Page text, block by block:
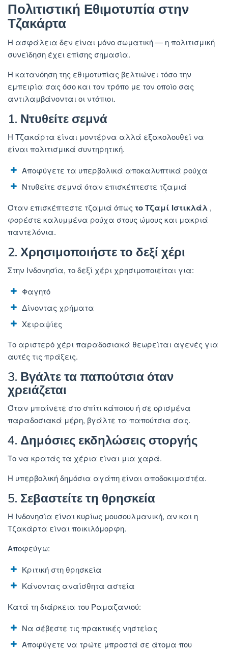
Πολιτιστική Εθιμοτυπία στην
Τζακάρτα
Η ασφάλεια δεν είναι μόνο σωματική — η πολιτισμική
συνείδηση ​​έχει επίσης σημασία.
Η κατανόηση της εθιμοτυπίας βελτιώνει τόσο την
εμπειρία σας όσο και τον τρόπο με τον οποίο σας
αντιλαμβάνονται οι ντόπιοι.
1. Ντυθείτε σεμνά
Η Τζακάρτα είναι μοντέρνα αλλά εξακολουθεί να
είναι πολιτισμικά συντηρητική.
Αποφύγετε τα υπερβολικά αποκαλυπτικά ρούχα
Ντυθείτε σεμνά όταν επισκέπτεστε τζαμιά
Όταν επισκέπτεστε τζαμιά όπως το Τζαμί Ιστικλάλ ,
φορέστε καλυμμένα ρούχα στους ώμους και μακριά
παντελόνια.
2. Χρησιμοποιήστε το δεξί χέρι
Στην Ινδονησία, το δεξί χέρι χρησιμοποιείται για:
Φαγητό
Δίνοντας χρήματα
Χειραψίες
Το αριστερό χέρι παραδοσιακά θεωρείται αγενές για
αυτές τις πράξεις.
3. Βγάλτε τα παπούτσια όταν
χρειάζεται
Όταν μπαίνετε στο σπίτι κάποιου ή σε ορισμένα
παραδοσιακά μέρη, βγάλτε τα παπούτσια σας.
4. Δημόσιες εκδηλώσεις στοργής
Το να κρατάς τα χέρια είναι μια χαρά.
Η υπερβολική δημόσια αγάπη είναι αποδοκιμαστέα.
5. Σεβαστείτε τη θρησκεία
Η Ινδονησία είναι κυρίως μουσουλμανική, αν και η
Τζακάρτα είναι ποικιλόμορφη.
Αποφεύγω:
Κριτική στη θρησκεία
Κάνοντας αναίσθητα αστεία
Κατά τη διάρκεια του Ραμαζανιού:
Να σέβεστε τις πρακτικές νηστείας
Αποφύγετε να τρώτε μπροστά σε άτομα που